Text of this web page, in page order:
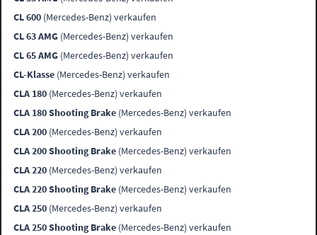
CL 600 (Mercedes-Benz) verkaufen
CL 63 AMG (Mercedes-Benz) verkaufen
CL 65 AMG (Mercedes-Benz) verkaufen
CL-Klasse (Mercedes-Benz) verkaufen
CLA 180 (Mercedes-Benz) verkaufen
CLA 180 Shooting Brake (Mercedes-Benz) verkaufen
CLA 200 (Mercedes-Benz) verkaufen
CLA 200 Shooting Brake (Mercedes-Benz) verkaufen
CLA 220 (Mercedes-Benz) verkaufen
CLA 220 Shooting Brake (Mercedes-Benz) verkaufen
CLA 250 (Mercedes-Benz) verkaufen
CLA 250 Shooting Brake (Mercedes-Benz) verkaufen